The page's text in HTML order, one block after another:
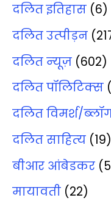
दलित इतिहास (6)
दलित उत्‍पीड़न
दलित न्‍यूज़ (602)
दलित पॉलिटिक्‍स
दलित विमर्श/
दलित साहित्‍य (19)
बीआर आंबेडकर
मायावती (22)